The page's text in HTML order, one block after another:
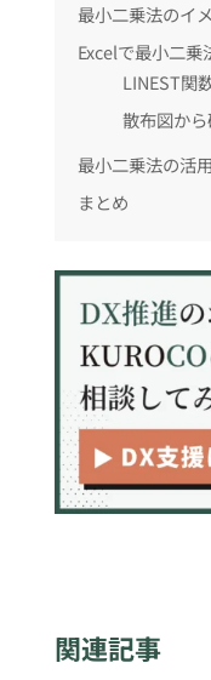
最小二乗法のイ
Excelで最小二
LINEST関
散布図か
最小二乗法の活
まとめ
関連記事